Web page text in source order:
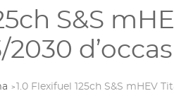
S&S
2030
1.0 Flexifuel 125ch S&S mHEV